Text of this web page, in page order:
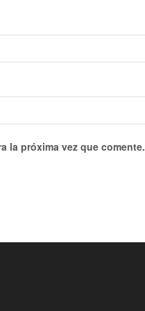
la próxima vez que comente.